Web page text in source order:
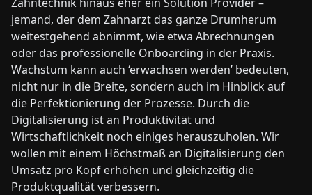
jemand, der dem Zahnarzt das ganze Drumherum
weitestgehend abnimmt, wie etwa Abrechnungen
oder das professionelle Onboarding in der Praxis.
Wachstum kann auch ‘erwachsen werden’ bedeuten,
nicht nur in die Breite, sondern auch im Hinblick auf
die Perfektionierung der Prozesse. Durch die
Digitalisierung ist an Produktivität und
Wirtschaftlichkeit noch einiges herauszuholen. Wir
wollen mit einem Höchstmaß an Digitalisierung den
Umsatz pro Kopf erhöhen und gleichzeitig die
Produktqualität verbessern.